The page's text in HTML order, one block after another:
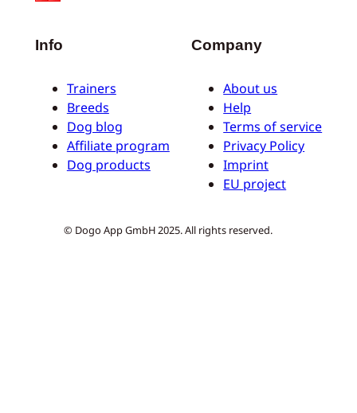
Info
Trainers
Breeds
Dog blog
Affiliate program
Dog products
Company
About us
Help
Terms of service
Privacy Policy
Imprint
EU project
© Dogo App GmbH 2025. All rights reserved.